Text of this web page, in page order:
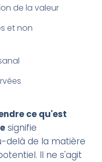
de la valeur
et non
ce qu'est
signifie
delà de la matière
Il ne s'agit